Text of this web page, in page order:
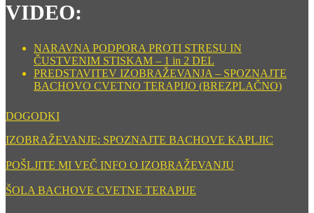
VIDEO:
NARAVNA PODPORA PROTI STRESU IN
ČUSTVENIM STISKAM – 1 in 2 DEL
PREDSTAVITEV IZOBRAŽEVANJA – SPOZNAJTE
BACHOVO CVETNO TERAPIJO (BREZPLAČNO)
DOGODKI
IZOBRAŽEVANJE: SPOZNAJTE BACHOVE KAPLJIC
POŠLJITE MI VEČ INFO O IZOBRAŽEVANJU
ŠOLA BACHOVE CVETNE TERAPIJE